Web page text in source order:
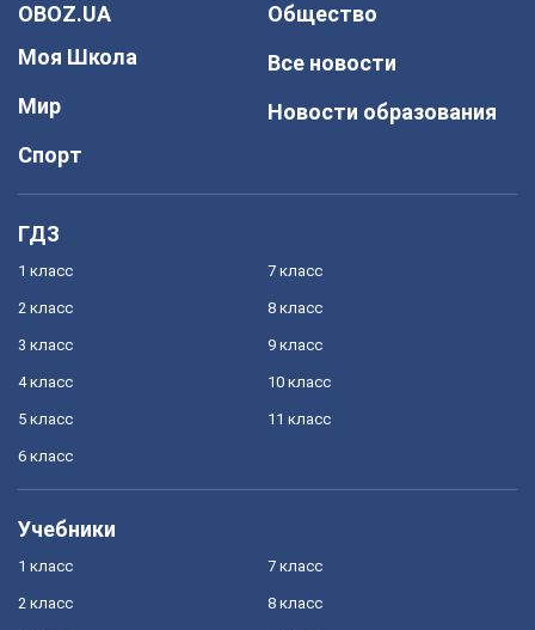
OBOZ.UA
Моя Школа
Мир
Спорт
Общество
Все новости
Новости образования
ГДЗ
1 класс
2 класс
3 класс
4 класс
5 класс
6 класс
7 класс
8 класс
9 класс
10 класс
11 класс
Учебники
1 класс
2 класс
7 класс
8 класс